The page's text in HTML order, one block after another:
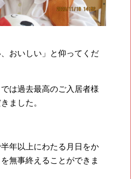
おいしい」と仰ってくだ
は過去最高のご入居者様
ました。
年以上にわたる月日をか
無事終えることができま